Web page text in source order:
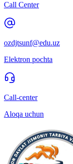
Call Center
ozdjtsunf@edu.uz
Elektron pochta
Call-center
Aloqa uchun